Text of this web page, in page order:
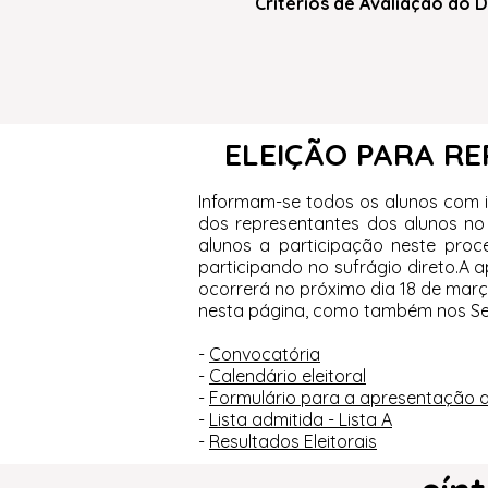
ELEIÇÃO PARA
Informam-se todos os alunos
dos representantes dos alunos
alunos a participação neste
participando no sufrágio direto.A
ocorrerá no próximo dia 18 de
nesta página, como também nos
- Convocatória
- Calendário eleitoral
- Formulário para a apresentação
- Lista admitida - Lista A
- Resultados Eleitorais